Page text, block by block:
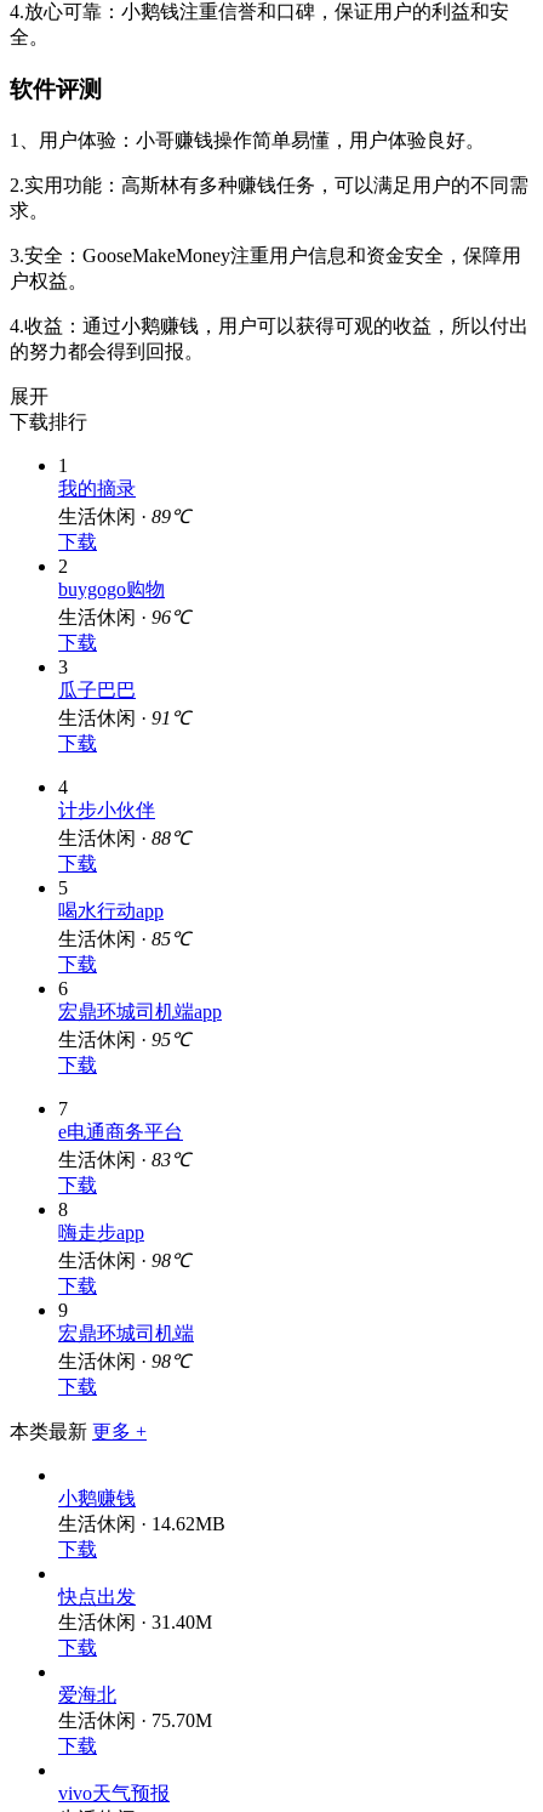
4.放心可靠：小鹅钱注重信誉和口碑，保证用户的利益和安
全。
软件评测
1、用户体验：小哥赚钱操作简单易懂，用户体验良好。
2.实用功能：高斯林有多种赚钱任务，可以满足用户的不同需
求。
3.安全：GooseMakeMoney注重用户信息和资金安全，保障用
户权益。
4.收益：通过小鹅赚钱，用户可以获得可观的收益，所以付出
的努力都会得到回报。
展开
下载排行
1
我的摘录
生活休闲 · 89℃
下载
2
buygogo购物
生活休闲 · 96℃
下载
3
瓜子巴巴
生活休闲 · 91℃
下载
4
计步小伙伴
生活休闲 · 88℃
下载
5
喝水行动app
生活休闲 · 85℃
下载
6
宏鼎环城司机端app
生活休闲 · 95℃
下载
7
e电通商务平台
生活休闲 · 83℃
下载
8
嗨走步app
生活休闲 · 98℃
下载
9
宏鼎环城司机端
生活休闲 · 98℃
下载
本类最新 更多 +
小鹅赚钱
生活休闲 · 14.62MB
下载
快点出发
生活休闲 · 31.40M
下载
爱海北
生活休闲 · 75.70M
下载
vivo天气预报